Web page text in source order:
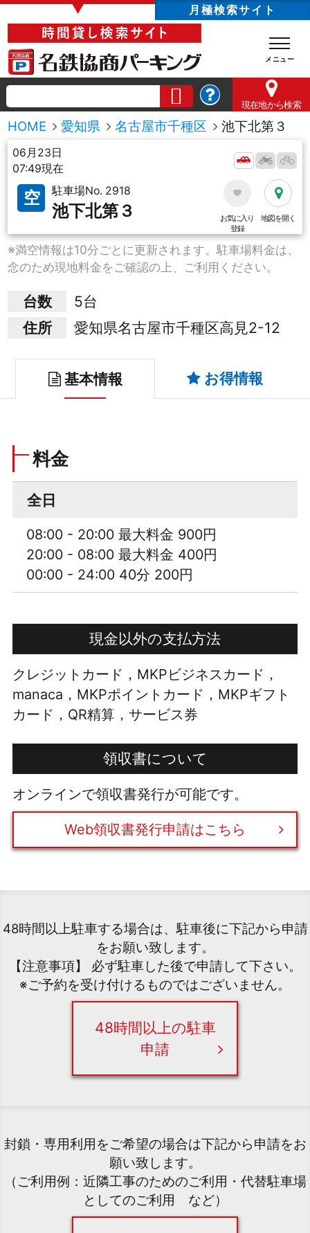
▼ 月極検索サイト
現在地から検索
HOME 愛知県 名古屋市千種区 池下北第３
06月23日
07:49現在
空 駐車場No. 2918
池下北第３
お気に入り
登録
地図を開く
※満空情報は10分ごとに更新されます。駐車場料金は、
念のため現地料金をご確認の上、ご利用ください。
台数
5台
住所
愛知県名古屋市千種区高見2-12
基本情報 お得情報
料金
全日
08:00 - 20:00 最大料金 900円
20:00 - 08:00 最大料金 400円
00:00 - 24:00 40分 200円
現金以外の支払方法
クレジットカード，MKPビジネスカード，
manaca，MKPポイントカード，MKPギフト
カード，QR精算，サービス券
領収書について
オンラインで領収書発行が可能です。
Web領収書発行申請はこちら
48時間以上駐車する場合は、駐車後に下記から申請
をお願い致します。
【注意事項】 必ず駐車した後で申請して下さい。
※ご予約を受け付けるものではございません。
48時間以上の駐車
申請
封鎖・専用利用をご希望の場合は下記から申請をお
願い致します。
（ご利用例：近隣工事のためのご利用・代替駐車場
としてのご利用 など）